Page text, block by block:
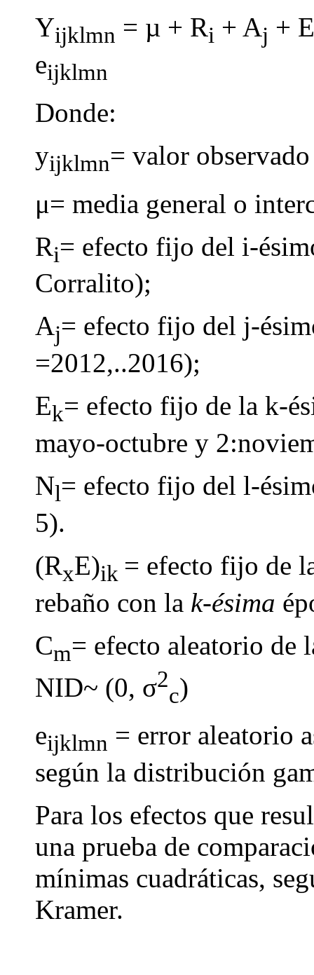
Yijklmn = µ + Ri + Aj + E
eijklmn
Donde:
yijklmn= valor
μ= media general o
Ri= efecto fijo del i-
Corralito);
Aj= efecto fijo del j-
=2012,..2016);
Ek= efecto fijo de la k-
mayo-octubre y
Nl= efecto fijo del l-
5).
(RxE)ik = efecto fijo de
rebaño con la k-ésima
Cm= efecto aleatorio de
NID~ (0, σ2
c)
eijklmn = error aleatorio
según la distribución
Para los efectos que
una prueba de
mínimas cuadráticas,
Kramer.